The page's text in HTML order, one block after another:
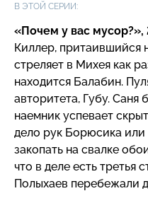
В ЭТОЙ СЕРИИ:
«Почем у вас мусор?»,
Киллер, притаившийся
стреляет в Михея как
находится Балабин.
авторитета, Губу. Саня
наемник успевает
дело рук Борюсика или
закопать на свалке
что в деле есть третья
Полыхаев перебежали